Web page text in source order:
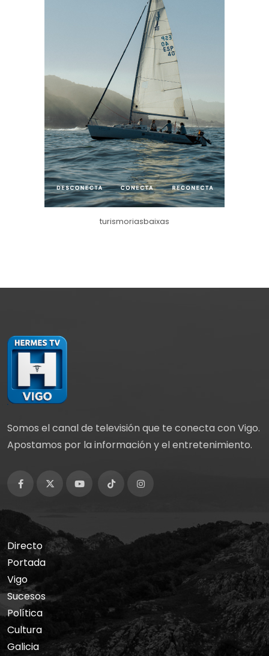
turismoriasbaixas
Somos el canal de televisión que te conecta con Vigo.
Apostamos por la información y el entretenimiento.
Directo
Portada
Vigo
Sucesos
Política
Cultura
Galicia